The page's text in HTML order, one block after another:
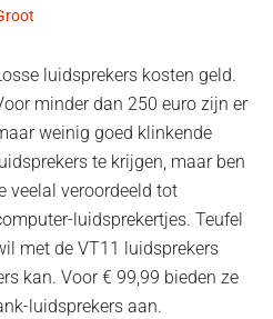
luidsprekers kosten geld.
minder dan 250 euro zijn er
weinig goed klinkende
te krijgen, maar ben
veelal veroordeeld tot
luidsprekertjes. Teufel
met de VT11 luidsprekers
kan. Voor € 99,99 bieden ze
luidsprekers aan.